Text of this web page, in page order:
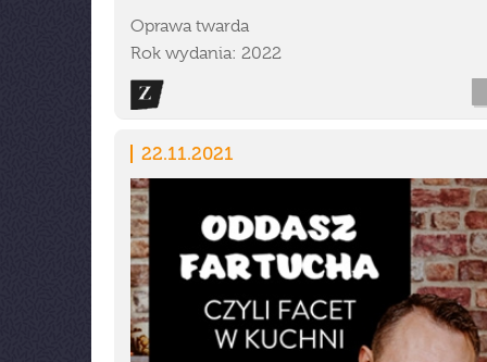
Oprawa twarda
Rok wydania: 2022
22.11.2021